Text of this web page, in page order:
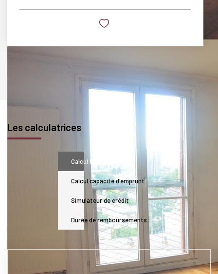
Les calculatrices
Calcul Frais de notaire
Calcul capacité d'emprunt
Simulateur de crédit
Durée de remboursements